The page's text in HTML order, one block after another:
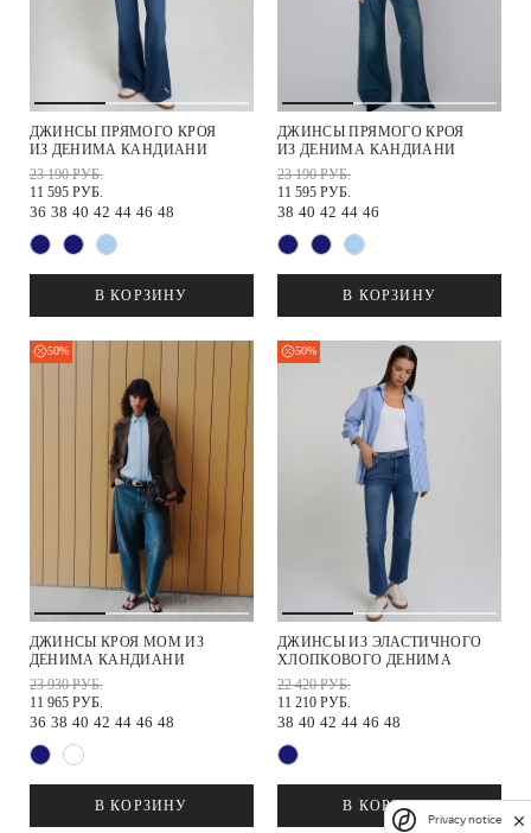
ДЖИНСЫ ПРЯМОГО КРОЯ
ИЗ ДЕНИМА КАНДИАНИ
23 190 РУБ.
11 595 РУБ.
36 38 40 42 44 46 48
В КОРЗИНУ
ДЖИНСЫ ПРЯМОГО КРОЯ
ИЗ ДЕНИМА КАНДИАНИ
23 190 РУБ.
11 595 РУБ.
38 40 42 44 46
В КОРЗИНУ
50%
ДЖИНСЫ КРОЯ МОМ ИЗ
ДЕНИМА КАНДИАНИ
23 930 РУБ.
11 965 РУБ.
36 38 40 42 44 46 48
В КОРЗИНУ
50%
ДЖИНСЫ ИЗ ЭЛАСТИЧНОГО
ХЛОПКОВОГО ДЕНИМА
22 420 РУБ.
11 210 РУБ.
38 40 42 44 46 48
В КОРЗИНУ
Privacy notice